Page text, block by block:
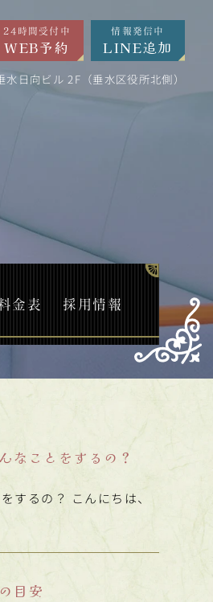
24時間受付中
WEB予約
情報発信中
LINE追加
日向ビル 2F（垂水区役所北側）
金表 採用情報
なことをするの？
するの？ こんにちは、
目安